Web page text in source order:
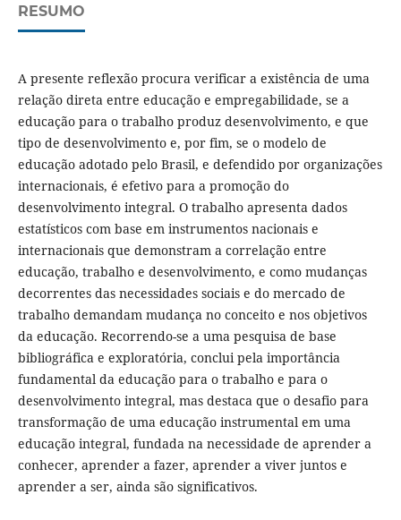
RESUMO
A presente reflexão procura verificar a existência de uma
relação direta entre educação e empregabilidade, se a
educação para o trabalho produz desenvolvimento, e que
tipo de desenvolvimento e, por fim, se o modelo de
educação adotado pelo Brasil, e defendido por organizações
internacionais, é efetivo para a promoção do
desenvolvimento integral. O trabalho apresenta dados
estatísticos com base em instrumentos nacionais e
internacionais que demonstram a correlação entre
educação, trabalho e desenvolvimento, e como mudanças
decorrentes das necessidades sociais e do mercado de
trabalho demandam mudança no conceito e nos objetivos
da educação. Recorrendo-se a uma pesquisa de base
bibliográfica e exploratória, conclui pela importância
fundamental da educação para o trabalho e para o
desenvolvimento integral, mas destaca que o desafio para
transformação de uma educação instrumental em uma
educação integral, fundada na necessidade de aprender a
conhecer, aprender a fazer, aprender a viver juntos e
aprender a ser, ainda são significativos.